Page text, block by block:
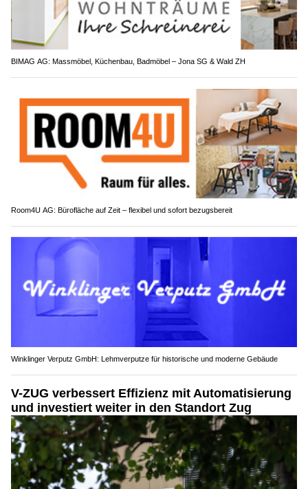
BIMAG AG: Massmöbel, Küchenbau, Badmöbel – Jona SG & Wald ZH
Room4U AG: Bürofläche auf Zeit – flexibel und sofort bezugsbereit
Winklinger Verputz GmbH: Lehmverputze für historische und moderne Gebäude
V-ZUG verbessert Effizienz mit Automatisierung
und investiert weiter in den Standort Zug